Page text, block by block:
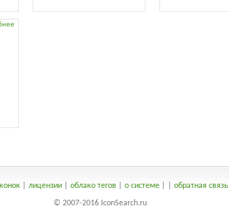
| лицензии| облако тегов| о системе| обратная связь
© 2007-2016 IconSearch.ru